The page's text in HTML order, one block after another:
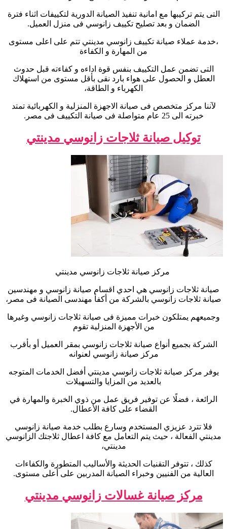
التى يتم تركيبها مع امانية تنفيذ الصيانة الدورية لتكييفات اثناء فترة
الضمان و بعد تصليح تكييف زانوسي فى منزل العميل.
،خدمة عملاء صيانة تكييف زانوسي مدينتي تتم على اعلى مستوى
من المهارة و الكفاءة
التى تضمن عمل التكييف بنفس قوة اداءه و كفاءته قبل حدوث
العطل و الحصول على هواء بارد نقى بأقل مستوى من استهلاك
الكهرباء و الطاقة،
لآننا مركز متخصص فى صيانة الاجهزة المنزلية و الكهربائية تمتد
خبرته الى 25 عام متواصلة فى صيانة التكييف فى مصر.
توكيل صيانة ثلاجات زانوسي مدينتي
مركز صيانة ثلاجات زانوسي مدينتي
صيانة ثلاجات زانوسي هي احدي اقسام صيانة زانوسي و مهندسين
صيانة ثلاجات زانوسي بالشركة من أكفأ مهندسى الصيانة فى مصر،
وجميعهم يمتلكون خبرات مميزة فى صيانة ثلاجات زانوسي وغيرها
من الأجهزة المنزلية تقوم
الشركة بجميع أنواع صيانة ثلاجات زانوسي بمقر العميل أو بأقرب
مركز صيانة زانوسي لعنوانه
يوفر مركز صيانة ثلاجات زانوسي مدينتي أفضل الخدمات المتوجه
بالعديد من المزايا والتسهيلات
الرائعة ، فضلًا عن توفير فريق عمل من ذوي الخبرة والمهارة في
القضاء على كافة الأعطال.
فلا تترد عزيزي المستخدم وسارع بطلب خدمة صيانة زانوسي
مدينتي الفعالة ، حيث يتم التعامل مع كافة اعطال ثلاجتك الزانوسي
مدينتي،
كذلك ، تتوفر التقنيات الحديثة والأساليب المتطورة والكفاءات
العالية من الفنيين وخبراء الصيانة المدربين على أعلى مستوى.
مركز صيانة غسالات زانوسي مدينتي